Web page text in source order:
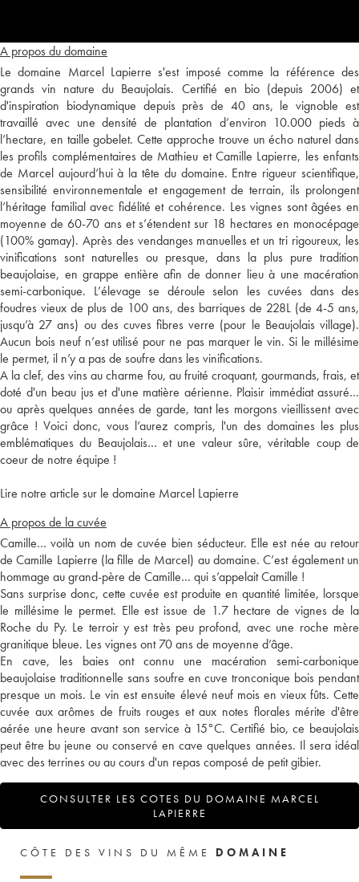
A propos du domaine
Le domaine Marcel Lapierre s'est imposé comme la référence des
grands vin nature du Beaujolais. Certifié en bio (depuis 2006) et
d'inspiration biodynamique depuis près de 40 ans, le vignoble est
travaillé avec une densité de plantation d’environ 10.000 pieds à
l’hectare, en taille gobelet. Cette approche trouve un écho naturel dans
les profils complémentaires de Mathieu et Camille Lapierre, les enfants
de Marcel aujourd’hui à la tête du domaine. Entre rigueur scientifique,
sensibilité environnementale et engagement de terrain, ils prolongent
l’héritage familial avec fidélité et cohérence. Les vignes sont âgées en
moyenne de 60-70 ans et s’étendent sur 18 hectares en monocépage
(100% gamay). Après des vendanges manuelles et un tri rigoureux, les
vinifications sont naturelles ou presque, dans la plus pure tradition
beaujolaise, en grappe entière afin de donner lieu à une macération
semi-carbonique. L’élevage se déroule selon les cuvées dans des
foudres vieux de plus de 100 ans, des barriques de 228L (de 4-5 ans,
jusqu’à 27 ans) ou des cuves fibres verre (pour le Beaujolais village).
Aucun bois neuf n’est utilisé pour ne pas marquer le vin. Si le millésime
le permet, il n’y a pas de soufre dans les vinifications.
A la clef, des vins au charme fou, au fruité croquant, gourmands, frais, et
doté d'un beau jus et d'une matière aérienne. Plaisir immédiat assuré…
ou après quelques années de garde, tant les morgons vieillissent avec
grâce ! Voici donc, vous l’aurez compris, l'un des domaines les plus
emblématiques du Beaujolais… et une valeur sûre, véritable coup de
coeur de notre équipe !
Lire notre article sur le domaine Marcel Lapierre
A propos de la cuvée
Camille… voilà un nom de cuvée bien séducteur. Elle est née au retour
de Camille Lapierre (la fille de Marcel) au domaine. C’est également un
hommage au grand-père de Camille… qui s’appelait Camille !
Sans surprise donc, cette cuvée est produite en quantité limitée, lorsque
le millésime le permet. Elle est issue de 1.7 hectare de vignes de la
Roche du Py. Le terroir y est très peu profond, avec une roche mère
granitique bleue. Les vignes ont 70 ans de moyenne d’âge.
En cave, les baies ont connu une macération semi-carbonique
beaujolaise traditionnelle sans soufre en cuve tronconique bois pendant
presque un mois. Le vin est ensuite élevé neuf mois en vieux fûts. Cette
cuvée aux arômes de fruits rouges et aux notes florales mérite d'être
aérée une heure avant son service à 15°C. Certifié bio, ce beaujolais
peut être bu jeune ou conservé en cave quelques années. Il sera idéal
avec des terrines ou au cours d'un repas composé de petit gibier.
CONSULTER LES COTES DU DOMAINE MARCEL
LAPIERRE
CÔTE DES VINS DU MÊME DOMAINE